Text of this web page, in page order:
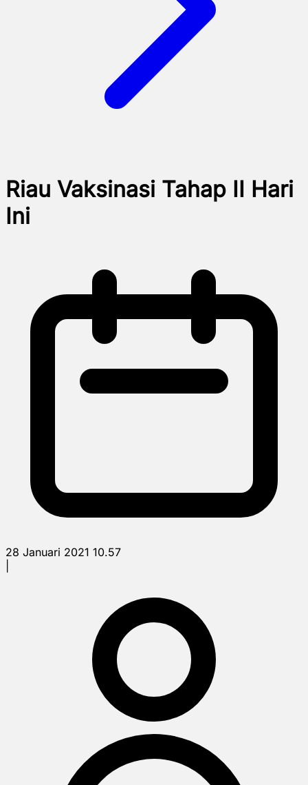
Riau Vaksinasi Tahap II Hari
Ini
28 Januari 2021 10.57